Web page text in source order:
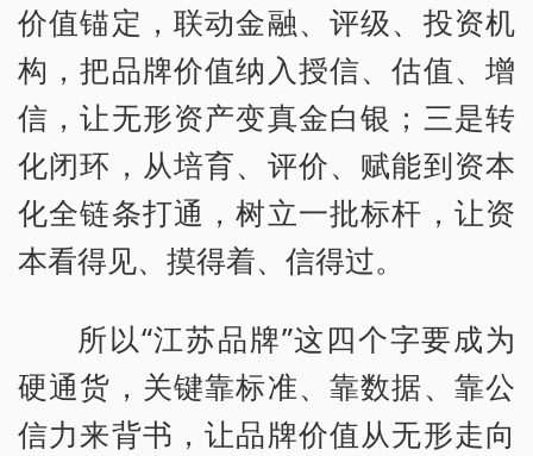
价值锚定，联动金融、评级、投资机
构，把品牌价值纳入授信、估值、增
信，让无形资产变真金白银；三是转
化闭环，从培育、评价、赋能到资本
化全链条打通，树立一批标杆，让资
本看得见、摸得着、信得过。
所以“江苏品牌”这四个字要成为
硬通货，关键靠标准、靠数据、靠公
信力来背书，让品牌价值从无形走向